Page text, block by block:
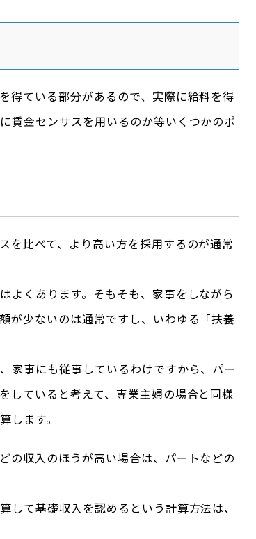
得ている部分があるので、実際に給料を得
賃金センサスを用いるのか等いくつかのポ
を比べて、より高い方を採用するのが通常
よくあります。そもそも、家事をしながら
が少ないのは通常ですし、いわゆる「扶養
家事にも従事しているわけですから、パー
していると考えて、専業主婦の場合と同様
します。
の収入のほうが高い場合は、パートなどの
て基礎収入を認めるという計算方法は、